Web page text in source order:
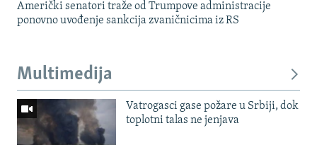
Američki senatori traže od Trumpove administracije
ponovno uvođenje sankcija zvaničnicima iz RS
Multimedija
Vatrogasci gase požare u Srbiji, dok
toplotni talas ne jenjava